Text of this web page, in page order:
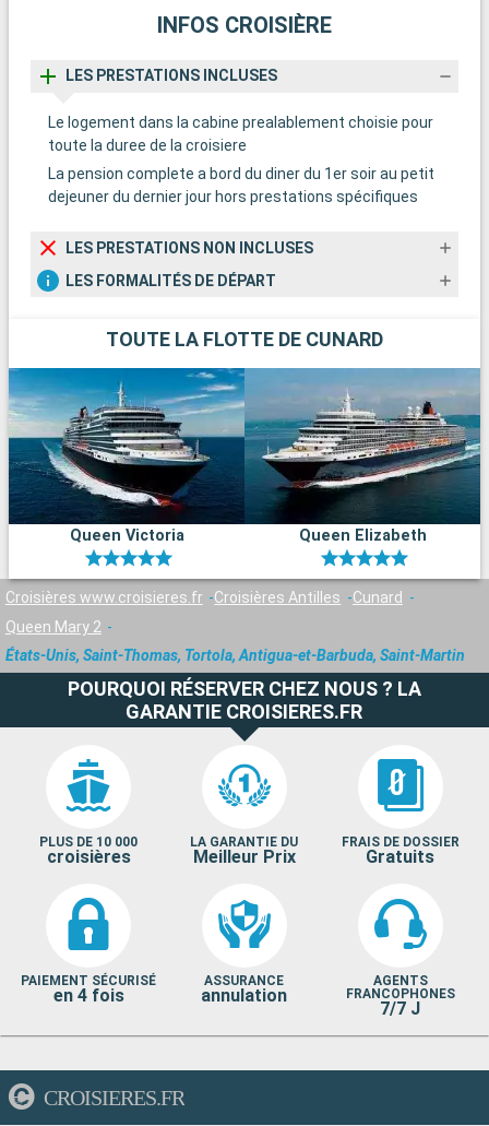
INFOS CROISIÈRE
LES PRESTATIONS INCLUSES
Le logement dans la cabine prealablement choisie pour
toute la duree de la croisiere
La pension complete a bord du diner du 1er soir au petit
dejeuner du dernier jour hors prestations spécifiques
LES PRESTATIONS NON INCLUSES
LES FORMALITÉS DE DÉPART
TOUTE LA FLOTTE DE CUNARD
Queen Victoria Queen Elizabeth
Croisières www.croisieres.fr Croisières Antilles
Cunard
Queen Mary 2
États-Unis, Saint-Thomas, Tortola, Antigua-et-Barbuda, Saint-Martin
POURQUOI RÉSERVER CHEZ NOUS ? LA
GARANTIE CROISIERES.FR
PLUS DE 10 000
croisières
LA GARANTIE DU
Meilleur Prix
FRAIS DE DOSSIER
Gratuits
PAIEMENT SÉCURISÉ
en 4 fois
ASSURANCE
annulation
AGENTS
FRANCOPHONES
7/7 J
CROISIERES.FR